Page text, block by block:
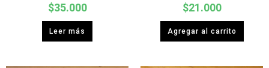
$35.000
Leer más
$21.000
Agregar al carrito